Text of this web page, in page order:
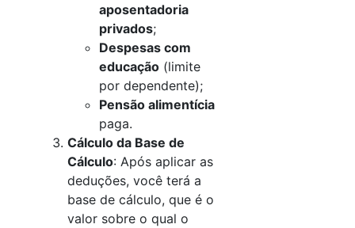
aposentadoria
privados;
Despesas com
educação (limite
por dependente);
Pensão alimentícia
paga.
Cálculo da Base de
Cálculo: Após aplicar as
deduções, você terá a
base de cálculo, que é o
valor sobre o qual o